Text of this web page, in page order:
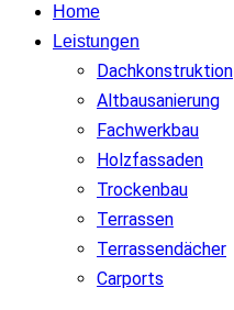
Home
Leistungen
Dachkonstruktion
Altbausanierung
Fachwerkbau
Holzfassaden
Trockenbau
Terrassen
Terrassendächer
Carports